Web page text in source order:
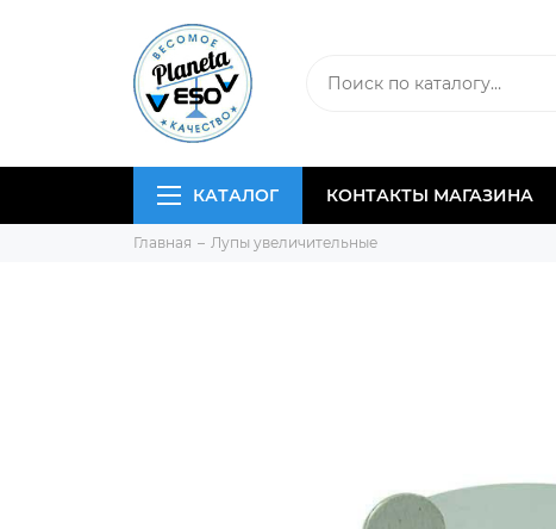
КАТАЛОГ КОНТАКТЫ МАГАЗИНА
Главная Лупы увеличительные